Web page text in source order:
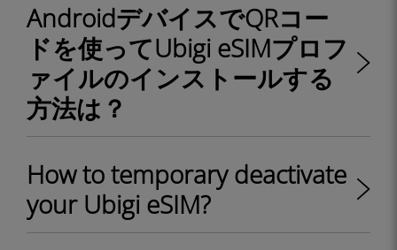
AndroidデバイスでQRコー
ドを使ってUbigi eSIMプロフ
ァイルのインストールする
方法は？
How to temporary deactivate
your Ubigi eSIM?